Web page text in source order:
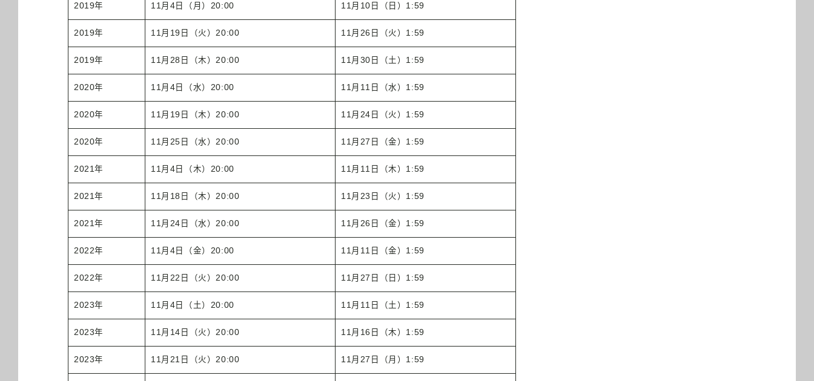
2019年 11月4日（月）20:00 11月10日（日）1:59
2019年 11月19日（火）20:00 11月26日（火）1:59
2019年 11月28日（木）20:00 11月30日（土）1:59
2020年 11月4日（水）20:00 11月11日（水）1:59
2020年 11月19日（木）20:00 11月24日（火）1:59
2020年 11月25日（水）20:00 11月27日（金）1:59
2021年 11月4日（木）20:00 11月11日（木）1:59
2021年 11月18日（木）20:00 11月23日（火）1:59
2021年 11月24日（水）20:00 11月26日（金）1:59
2022年 11月4日（金）20:00 11月11日（金）1:59
2022年 11月22日（火）20:00 11月27日（日）1:59
2023年 11月4日（土）20:00 11月11日（土）1:59
2023年 11月14日（火）20:00 11月16日（木）1:59
2023年 11月21日（火）20:00 11月27日（月）1:59